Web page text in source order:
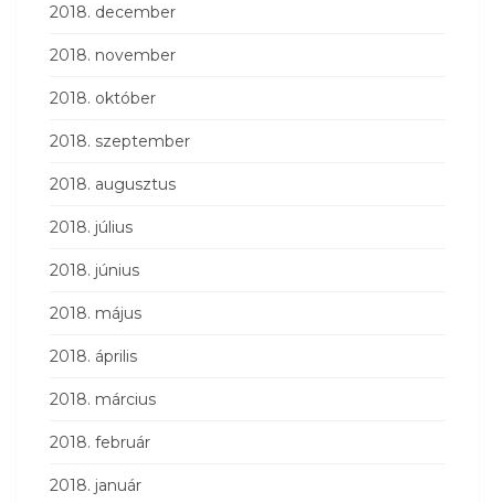
2018. december
2018. november
2018. október
2018. szeptember
2018. augusztus
2018. július
2018. június
2018. május
2018. április
2018. március
2018. február
2018. január